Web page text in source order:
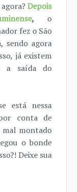
agora?Depois
, o
fez o São
sendo agora
já existem
a saída do
está nessa
conta de
montado
o bonde
Deixe sua